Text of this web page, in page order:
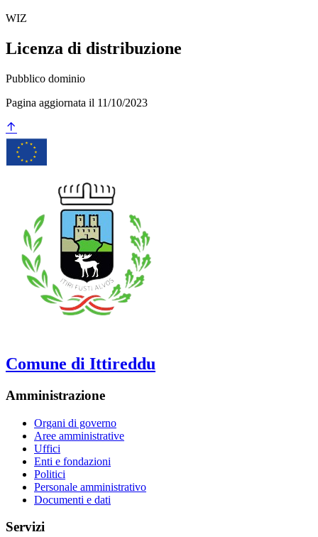
WIZ
Licenza di distribuzione
Pubblico dominio
Pagina aggiornata il 11/10/2023
Comune di Ittireddu
Amministrazione
Organi di governo
Aree amministrative
Uffici
Enti e fondazioni
Politici
Personale amministrativo
Documenti e dati
Servizi